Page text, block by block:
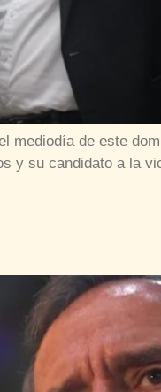
mediodía de este
y su candidato a la